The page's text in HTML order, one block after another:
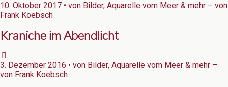
10. Oktober 2017 • von Bilder, Aquarelle vom Meer & mehr – von
Frank Koebsch
Kraniche im Abendlicht
3. Dezember 2016 • von Bilder, Aquarelle vom Meer & mehr –
von Frank Koebsch